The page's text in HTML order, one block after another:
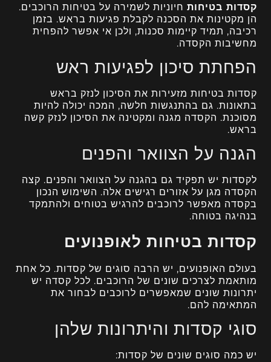
קסדות בטיחות חיוניות לשמירה על בטיחות הרוכבים.
הן מקטינות את הסכנה לקבלת פגיעות בראש. בזמן
רכיבה, תמיד קיימות סכנות, ולכן אי אפשר להפחית
מחשיבות הקסדה.
הפחתת סיכון לפגיעות ראש
קסדות בטיחות מזעירות את הסיכון לנזק בראש
בתאונות. גם בהתנגשות חלשה, המכה יכולה להיות
מסוכנת. הקסדה מגנה ומקטינה את הסיכון לנזק קשה
בראש.
הגנה על הצוואר והפנים
לקסדות יש תפקיד גם בהגנה על הצוואר והפנים. קצה
הקסדה מגן על אזורים רגישים אלה. השימוש הנכון
בקסדה מאפשר לרוכבים להרגיש בטוחים ולהתמקד
בנהיגה בטוחה.
קסדות בטיחות לאופנועים
בעולם האופנועים, יש הרבה סוגים של קסדות. כל אחת
מותאמת לצרכים שונים של הרוכבים. לכל קסדה יש
יתרונות שונים שמאפשרים לרוכבים לבחור את
המתאימה להם.
סוגי קסדות והיתרונות שלהן
יש כמה סוגים שונים של קסדות: